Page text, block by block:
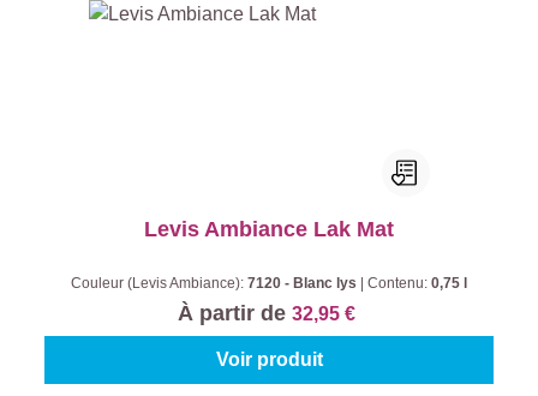
Levis Ambiance Lak Mat
Couleur (Levis Ambiance): 7120 - Blanc lys Contenu: 0,75 l
À partir de 32,95 €
Voir produit